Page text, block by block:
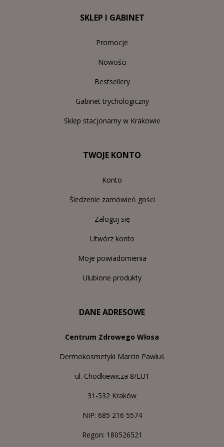
SKLEP I GABINET
Promocje
Nowości
Bestsellery
Gabinet trychologiczny
Sklep stacjonarny w Krakowie
TWOJE KONTO
Konto
Śledzenie zamówień gości
Zaloguj się
Utwórz konto
Moje powiadomienia
Ulubione produkty
DANE ADRESOWE
Centrum Zdrowego Włosa
Dermokosmetyki Marcin Pawluś
ul. Chodkiewicza 8/LU1
31-532 Kraków
NIP: 685 216 5574
Regon: 180526521